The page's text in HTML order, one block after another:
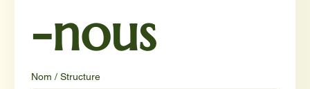
-nous
Nom / Structure